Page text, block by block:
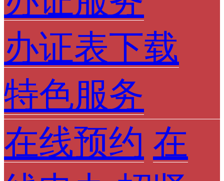
办证表下载
特色服务
在线预约 在